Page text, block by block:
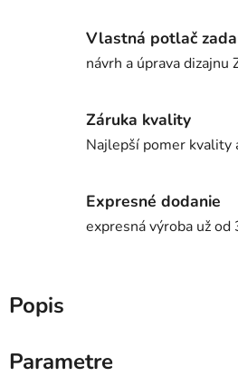
Vlastná potlač
návrh a úprava dizajnu
Záruka kvality
Najlepší pomer kvality
Expresné dodanie
expresná výroba už od
Popis
Parametre